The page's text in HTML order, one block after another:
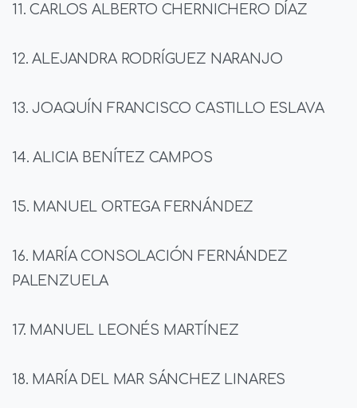
11. CARLOS ALBERTO CHERNICHERO DÍAZ
12. ALEJANDRA RODRÍGUEZ NARANJO
13. JOAQUÍN FRANCISCO CASTILLO ESLAVA
14. ALICIA BENÍTEZ CAMPOS
15. MANUEL ORTEGA FERNÁNDEZ
16. MARÍA CONSOLACIÓN FERNÁNDEZ
PALENZUELA
17. MANUEL LEONÉS MARTÍNEZ
18. MARÍA DEL MAR SÁNCHEZ LINARES